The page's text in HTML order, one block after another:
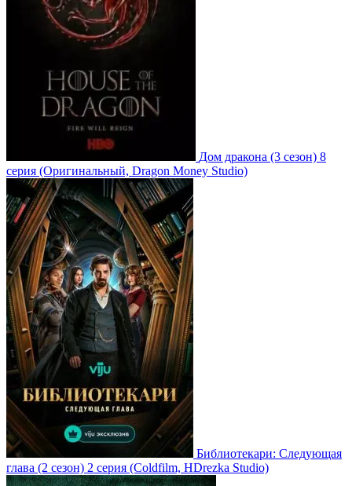
Дом дракона (3 сезон) 8
серия (Оригинальный, Dragon Money Studio)
Библиотекари: Следующая
глава (2 сезон) 2 серия (Coldfilm, HDrezka Studio)